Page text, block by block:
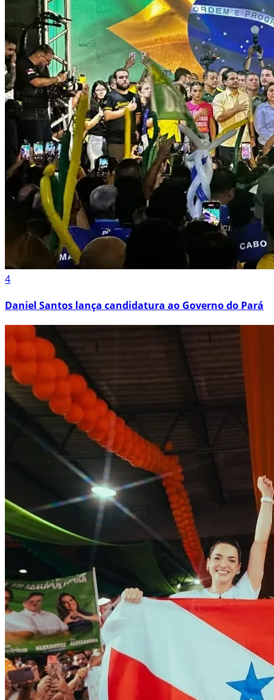
4
Daniel Santos lança candidatura ao Governo do Pará